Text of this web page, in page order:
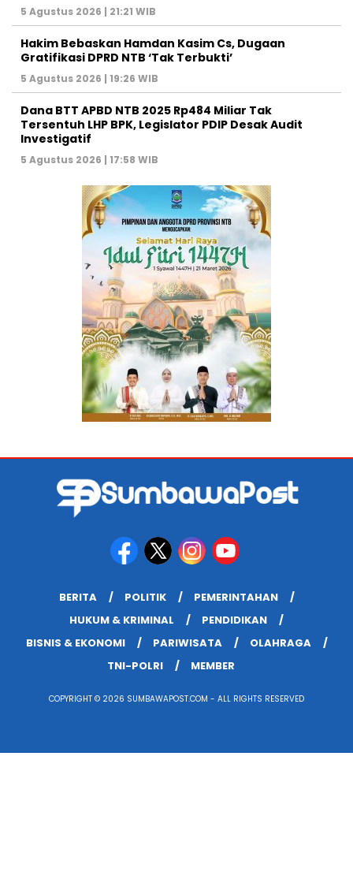
5 Agustus 2026 | 21:21 WIB
Hakim Bebaskan Hamdan Kasim Cs, Dugaan
Gratifikasi DPRD NTB ‘Tak Terbukti’
5 Agustus 2026 | 19:26 WIB
Dana BTT APBD NTB 2025 Rp484 Miliar Tak
Tersentuh LHP BPK, Legislator PDIP Desak Audit
Investigatif
5 Agustus 2026 | 17:58 WIB
BERITA POLITIK
PEMERINTAHAN
HUKUM & KRIMINAL
PENDIDIKAN
BISNIS & EKONOMI
PARIWISATA
OLAHRAGA
TNI-POLRI
MEMBER
COPYRIGHT © 2026 SUMBAWAPOST.COM - ALL RIGHTS RESERVED